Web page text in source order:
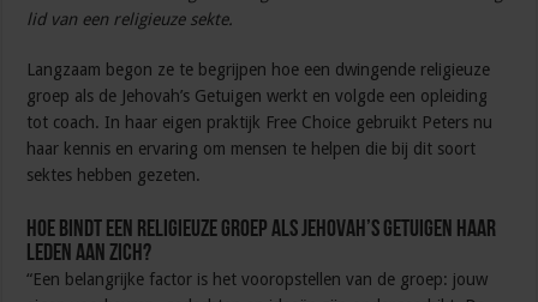
lid van een religieuze sekte.
Langzaam begon ze te begrijpen hoe een dwingende religieuze
groep als de Jehovah’s Getuigen werkt en volgde een opleiding
tot coach. In haar eigen praktijk Free Choice gebruikt Peters nu
haar kennis en ervaring om mensen te helpen die bij dit soort
sektes hebben gezeten.
Hoe bindt een religieuze groep als Jehovah’s Getuigen haar
leden aan zich?
“Een belangrijke factor is het vooropstellen van de groep: jouw